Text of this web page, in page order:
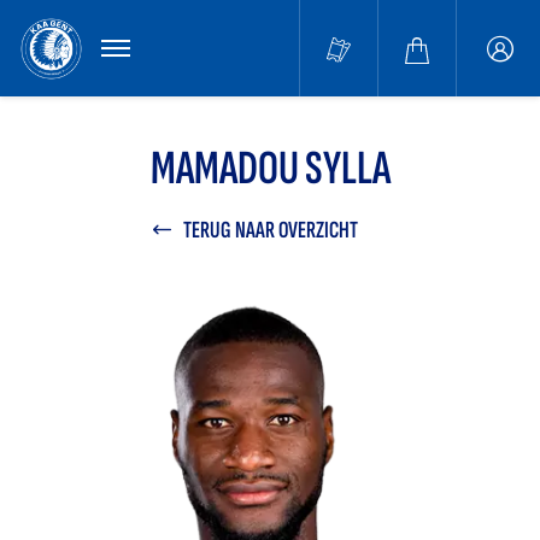
MENU
MAMADOU SYLLA
TERUG NAAR OVERZICHT